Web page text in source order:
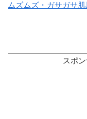
ムズムズ・ガサガサ
スポ